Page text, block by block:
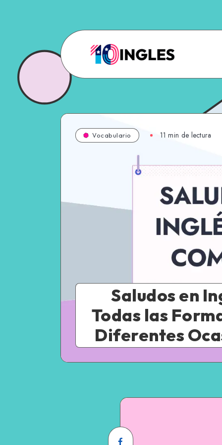
Vocabulario 11 min de lectura
Saludos en
Todas las
Diferentes
Share